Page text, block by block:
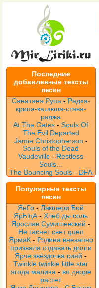
Последние
добавленные тексты
песен
Санатана Рупа - Радха-
крипа-катакша-става-
раджа
At The Gates -Souls Of
The Evil Departed
Jamie Christopherson -
Souls of the Dead
Vaudeville- Restless
Souls...
The Bouncing Souls - DFA
Популярные тексты
песен
ЯнГо -Лакшери Бой
ЯрЫцА -Хлеб ды соль
Ярослав Сумишевский -
Не гаснет свет quen
ЯрмаК - Родина внезапно
призвала отдавать долги
Ярче звёздочка сияй -
Twinkle twinkle little star
ягода малина - во дворе
растет